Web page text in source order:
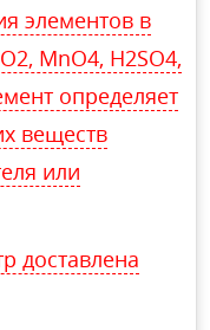
элементов в
MnO4, H2SO4,
определяет
веществ
или
доставлена